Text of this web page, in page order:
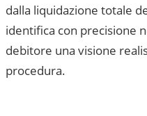
dalla liquidazione totale
identifica con precisione
debitore una visione
procedura.